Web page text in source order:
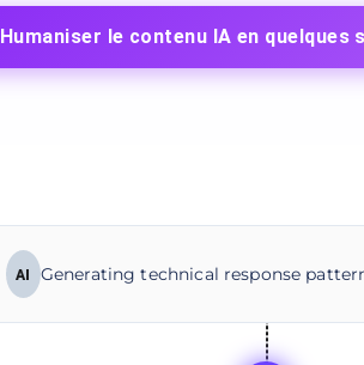
Humaniser le contenu IA en quelques
AI Generating technical response